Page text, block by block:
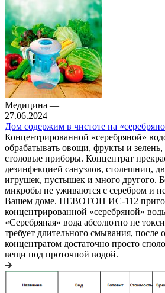
Медицина —
27.06.2024
Дом содержим в чистоте на
Концентрированной «серебряной»
обрабатывать овощи, фрукты и зелень,
столовые приборы. Концентрат
дезинфекцией санузлов, столешниц,
игрушек, пустышек и много другого.
микробы не уживаются с серебром и
Вашем доме. НЕВОТОН ИС-112
концентрированной «серебряной»
«Серебряная» вода абсолютно не
требует длительного смывания, после
концентратом достаточно просто
вещи под проточной водой.